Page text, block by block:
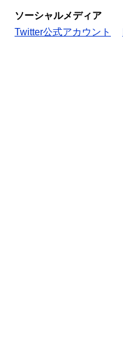
ソーシャルメディア
Twitter公式アカウント